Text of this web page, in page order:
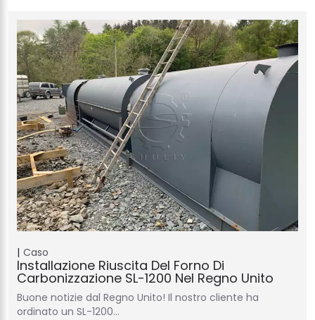
Caso
Installazione Riuscita Del Forno Di
Carbonizzazione SL-1200 Nel Regno Unito
Buone notizie dal Regno Unito! Il nostro cliente ha
ordinato un SL-1200…